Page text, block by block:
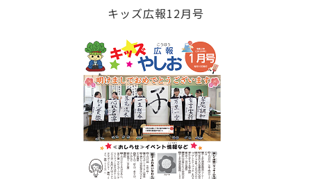
キッズ広報12月号